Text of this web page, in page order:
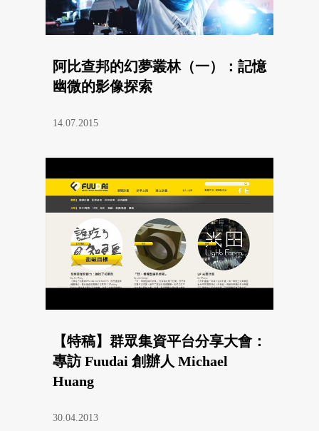
阿比查邦的幻夢叢林（一）：記憶
幽微的影像探索
14.07.2015
【特稿】群眾集資平台分享大會：
專訪 Fuudai 創辦人 Michael
Huang
30.04.2013